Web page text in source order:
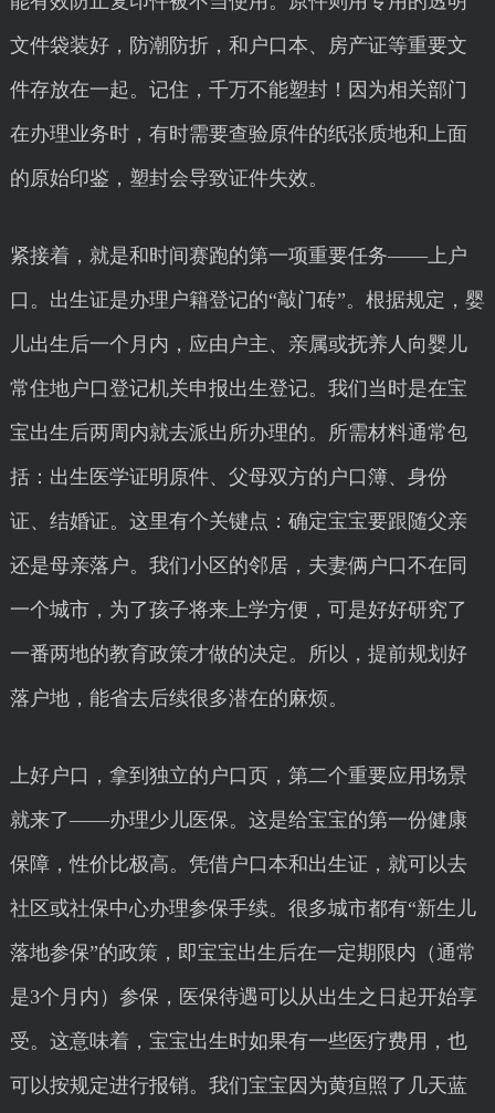
文件袋装好，防潮防折，和户口本、房产证等重要文
件存放在一起。记住，千万不能塑封！因为相关部门
在办理业务时，有时需要查验原件的纸张质地和上面
的原始印鉴，塑封会导致证件失效。
紧接着，就是和时间赛跑的第一项重要任务——上户
口。出生证是办理户籍登记的“敲门砖”。根据规定，婴
儿出生后一个月内，应由户主、亲属或抚养人向婴儿
常住地户口登记机关申报出生登记。我们当时是在宝
宝出生后两周内就去派出所办理的。所需材料通常包
括：出生医学证明原件、父母双方的户口簿、身份
证、结婚证。这里有个关键点：确定宝宝要跟随父亲
还是母亲落户。我们小区的邻居，夫妻俩户口不在同
一个城市，为了孩子将来上学方便，可是好好研究了
一番两地的教育政策才做的决定。所以，提前规划好
落户地，能省去后续很多潜在的麻烦。
上好户口，拿到独立的户口页，第二个重要应用场景
就来了——办理少儿医保。这是给宝宝的第一份健康
保障，性价比极高。凭借户口本和出生证，就可以去
社区或社保中心办理参保手续。很多城市都有“新生儿
落地参保”的政策，即宝宝出生后在一定期限内（通常
是3个月内）参保，医保待遇可以从出生之日起开始享
受。这意味着，宝宝出生时如果有一些医疗费用，也
可以按规定进行报销。我们宝宝因为黄疸照了几天蓝